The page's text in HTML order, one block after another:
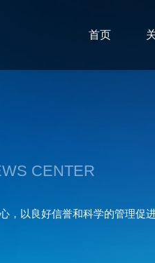
首页
CENTER
，以良好信誉和科学的管理促